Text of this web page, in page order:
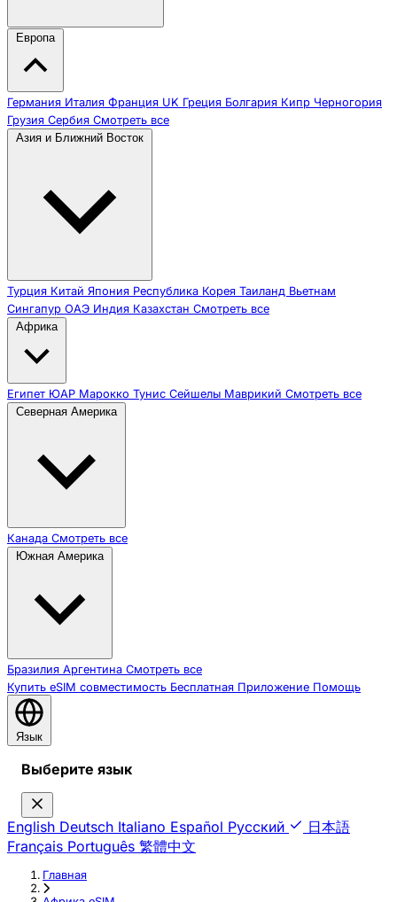
Европа
Германия Италия Франция UK Греция Болгария Кипр Черногория
Грузия Сербия Смотреть все
Азия и Ближний Восток
Турция Китай Япония Республика Корея Таиланд Вьетнам
Сингапур ОАЭ Индия Казахстан Смотреть все
Африка
Египет ЮАР Марокко Тунис Сейшелы Маврикий Смотреть все
Северная Америка
Канада Смотреть все
Южная Америка
Бразилия Аргентина Смотреть все
Купить eSIM совместимость Бесплатная Приложение Помощь
Язык
Выберите язык
English Deutsch Italiano Español Русский
日本語
Français Português 繁體中文
Главная
›